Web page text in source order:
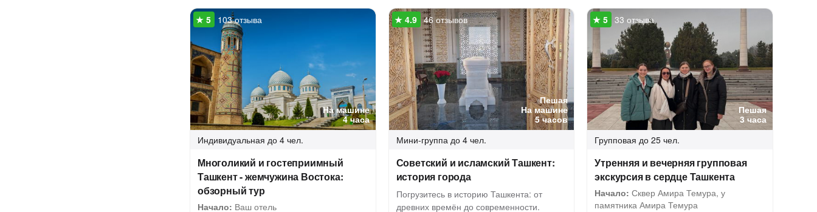
На машине
4 часа
103 отзыва
Индивидуальная до 4 чел.
Многоликий и гостеприимный
Ташкент - жемчужина Востока:
обзорный тур
Начало: Ваш отель
Пешая
На машине
5 часов
46 отзывов
Мини-группа до 4 чел.
Советский и исламский Ташкент:
история города
Погрузитесь в историю Ташкента: от
древних времён до современности.
Пешая
3 часа
33 отзыва
Групповая до 25 чел.
Утренняя и вечерняя групповая
экскурсия в сердце Ташкента
Начало: Сквер Амира Темура, у
памятника Амира Темура